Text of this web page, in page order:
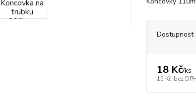
Dostupnost
18 Kč/ks
15 Kč bez